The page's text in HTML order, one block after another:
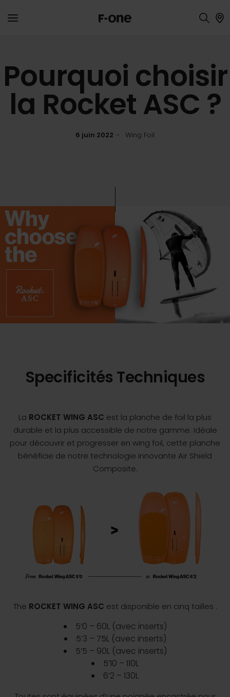
Pourquoi choisir
la Rocket ASC ?
6 juin 2022 Wing Foil
Specificités Techniques
La ROCKET WING ASC est la planche de foil la plus
durable et la plus accessible de notre gamme. Idéale
pour découvrir et progresser en wing foil, cette planche
bénéficie de notre technologie innovante Air Shield
Composite.
The ROCKET WING ASC est disponible en cinq tailles :
5’0 – 60L (avec inserts)
5’3 – 75L (avec inserts)
5’5 – 90L (avec inserts)
5’10 – 110L
6’2 – 130L